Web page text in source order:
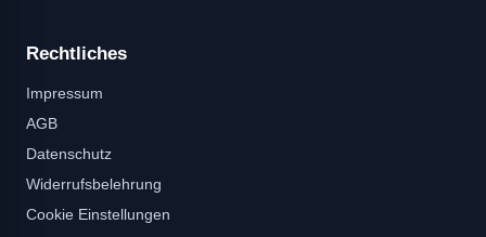
Rechtliches
Impressum
AGB
Datenschutz
Widerrufsbelehrung
Cookie Einstellungen